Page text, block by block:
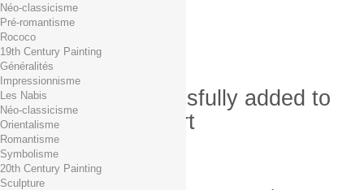
Free shipping!
0,00 € Total
Check out
Product successfully added to
your shopping cart
Quantity
Total
Néo-classicisme
Pré-romantisme
Rococo
19th Century Painting
Généralités
Impressionnisme
Les Nabis
Néo-classicisme
Orientalisme
Romantisme
Symbolisme
20th Century Painting
Sculpture